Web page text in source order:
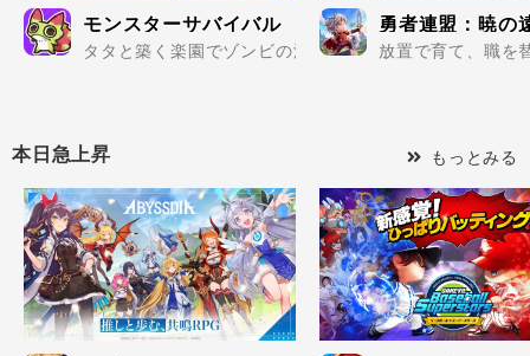
モンスターサバイバル
タタと築く楽園でゾンビの波を迎え撃て..
勇者連盟：暁の
放置で育て、職を
本日急上昇 もっとみる